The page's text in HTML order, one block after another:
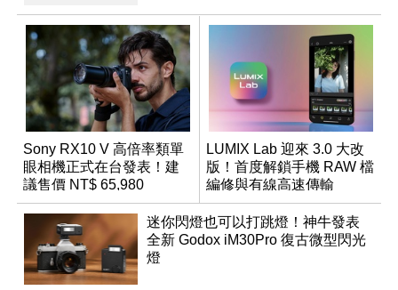
Sony RX10 V 高倍率類單
眼相機正式在台發表！建
議售價 NT$ 65,980
LUMIX Lab 迎來 3.0 大改
版！首度解鎖手機 RAW 檔
編修與有線高速傳輸
迷你閃燈也可以打跳燈！神牛發表
全新 Godox iM30Pro 復古微型閃光
燈